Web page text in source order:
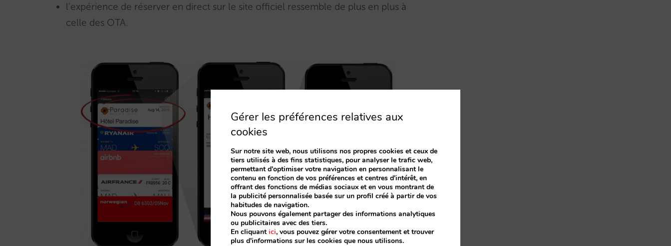
l’expérience de réserver en direct sur le site officiel ressemble de plus en plus à
celle des OTA.
Gérer les préférences relatives aux
cookies
Sur notre site web, nous utilisons nos propres cookies et ceux de
tiers utilisés à des fins statistiques, pour analyser le trafic web,
permettant d'optimiser votre navigation en personnalisant le
contenu en fonction de vos préférences et centres d'intérêt, en
offrant des fonctions de médias sociaux et en vous montrant de
la publicité personnalisée basée sur un profil créé à partir de vos
habitudes de navigation.
Nous pouvons également partager des informations analytiques
ou publicitaires avec des tiers.
En cliquant ici, vous pouvez gérer votre consentement et trouver
plus d'informations sur les cookies que nous utilisons.